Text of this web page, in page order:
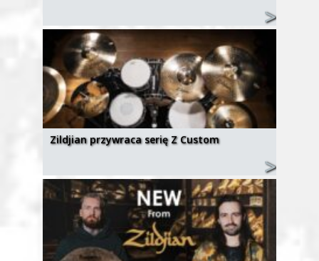
Zildjian przywraca serię Z Custom